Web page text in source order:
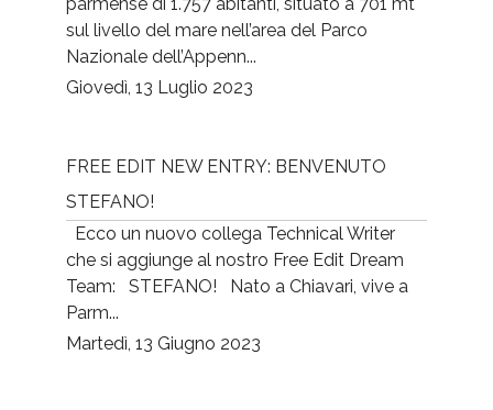
sul livello del mare nell’area del Parco
Nazionale dell’Appenn...
Giovedì, 13 Luglio 2023
FREE EDIT NEW ENTRY: BENVENUTO
STEFANO!
Ecco un nuovo collega Technical Writer
che si aggiunge al nostro Free Edit Dream
Team: STEFANO! Nato a Chiavari, vive a
Parm...
Martedì, 13 Giugno 2023